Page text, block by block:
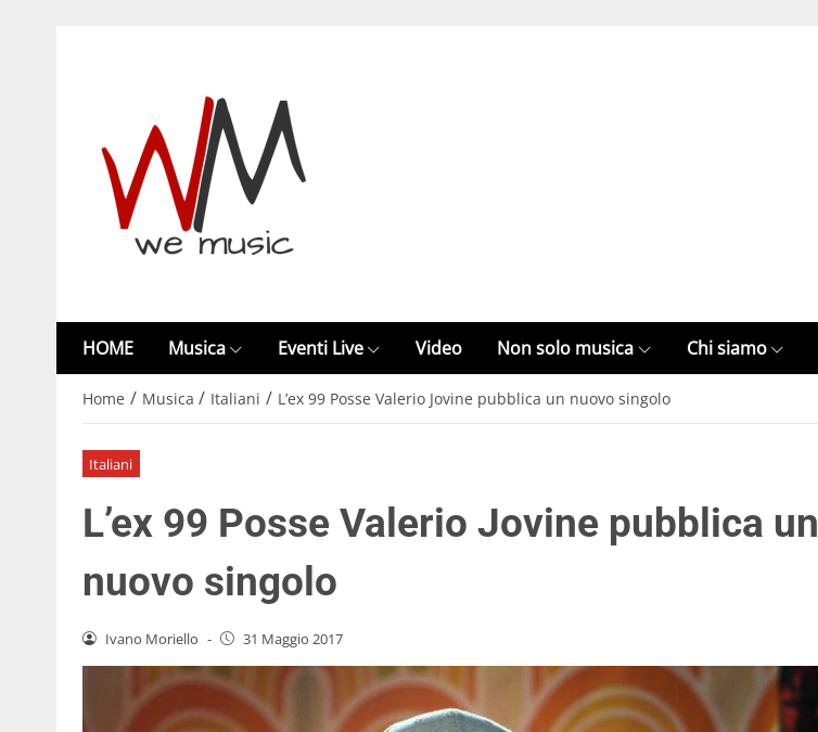
HOME Musica Eventi Live Video Non solo musica Chi siamo
Home / Musica / Italiani / L’ex 99 Posse Valerio Jovine pubblica un nuovo singolo
Italiani
L’ex 99 Posse Valerio Jovine pubblica un
nuovo singolo
Ivano Moriello - 31 Maggio 2017